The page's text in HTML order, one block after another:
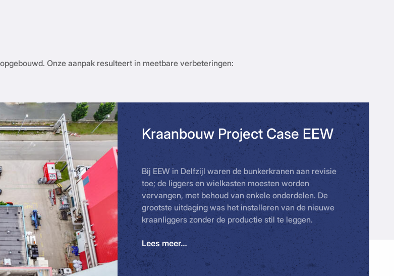
Onze aanpak resulteert in meetbare verbeteringen:
Kraanbouw Project Case EEW
Bij EEW in Delfzijl waren de bunkerkranen aan revisie
toe; de liggers en wielkasten moesten worden
vervangen, met behoud van enkele onderdelen. De
grootste uitdaging was het installeren van de nieuwe
kraanliggers zonder de productie stil te leggen.
Lees meer…